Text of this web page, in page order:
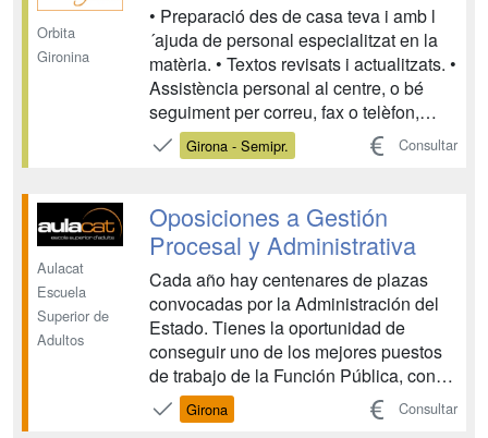
Orbita
Gironina
• Preparació des de casa teva i amb l
´ajuda de personal especialitzat en la
matèria. • Textos revisats i actualitzats. •
Assistència personal al centre, o bé
seguiment per correu, fax o telèfon,
durant tot el període de formació,
resolent tots els dubtes que puguin
´autoavaluacions que permeten segu...
Girona - Semipr. Consultar
Aulacat
Escuela
Superior de
Adultos
Oposiciones a Gestión
Procesal y Administrativa
Cada año hay centenares de plazas
convocadas por la Administración del
Estado. Tienes la oportunidad de
conseguir uno de los mejores puestos
de trabajo de la Función Pública, con
unas condiciones laborales únicas: -
Seguridad en el puesto de trabajo (fijo y
Girona Consultar